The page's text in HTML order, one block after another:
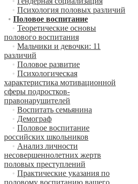
• Психология половых различий
• Половое воспитание
• Теоретические основы
полового воспитания
• Мальчики и девочки: 11
различий
• Половое развитие
• Психологическая
характеристика мотивационной
сферы подростков-
правонарушителей
• Воспитать семьянина
• Демограф
• Половое воспитание
российских школьников
• Анализ личности
несовершеннолетних жертв
половых преступлений
• Практические указания по
половому воспитанию вашего